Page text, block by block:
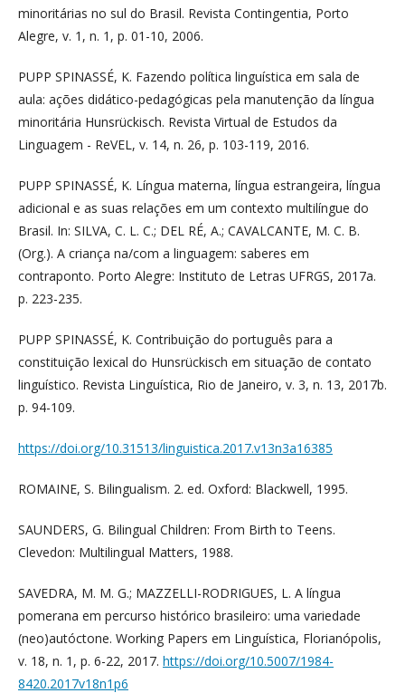
minoritárias no sul do Brasil. Revista Contingentia, Porto
Alegre, v. 1, n. 1, p. 01-10, 2006.
PUPP SPINASSÉ, K. Fazendo política linguística em sala de
aula: ações didático-pedagógicas pela manutenção da língua
minoritária Hunsrückisch. Revista Virtual de Estudos da
Linguagem - ReVEL, v. 14, n. 26, p. 103-119, 2016.
PUPP SPINASSÉ, K. Língua materna, língua estrangeira, língua
adicional e as suas relações em um contexto multilíngue do
Brasil. In: SILVA, C. L. C.; DEL RÉ, A.; CAVALCANTE, M. C. B.
(Org.). A criança na/com a linguagem: saberes em
contraponto. Porto Alegre: Instituto de Letras UFRGS, 2017a.
p. 223-235.
PUPP SPINASSÉ, K. Contribuição do português para a
constituição lexical do Hunsrückisch em situação de contato
linguístico. Revista Linguística, Rio de Janeiro, v. 3, n. 13, 2017b.
p. 94-109.
https://doi.org/10.31513/linguistica.2017.v13n3a16385
ROMAINE, S. Bilingualism. 2. ed. Oxford: Blackwell, 1995.
SAUNDERS, G. Bilingual Children: From Birth to Teens.
Clevedon: Multilingual Matters, 1988.
SAVEDRA, M. M. G.; MAZZELLI-RODRIGUES, L. A língua
pomerana em percurso histórico brasileiro: uma variedade
(neo)autóctone. Working Papers em Linguística, Florianópolis,
v. 18, n. 1, p. 6-22, 2017. https://doi.org/10.5007/1984-
8420.2017v18n1p6